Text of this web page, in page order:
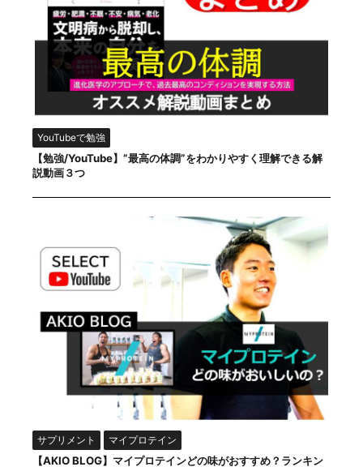
YouTubeで勉強
【勉強/YouTube】”最高の体調”をわかりやすく理解できる解
説動画３つ
サプリメント マイプロテイン
【AKIO BLOG】マイプロテインどの味がおすすめ？ランキン